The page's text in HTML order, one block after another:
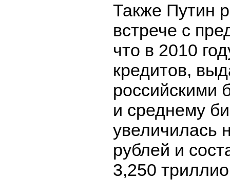
Также Путин
встрече с
что в 2010
кредитов,
российскими
и среднему
увеличилась
рублей и
3,250